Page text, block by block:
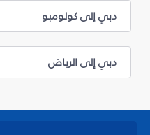
دبي إلى كولومبو
دبي إلى الرياض